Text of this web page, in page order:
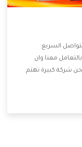
السريع
معنا وان
شركة كبيرة نهتم
تكون من أهم